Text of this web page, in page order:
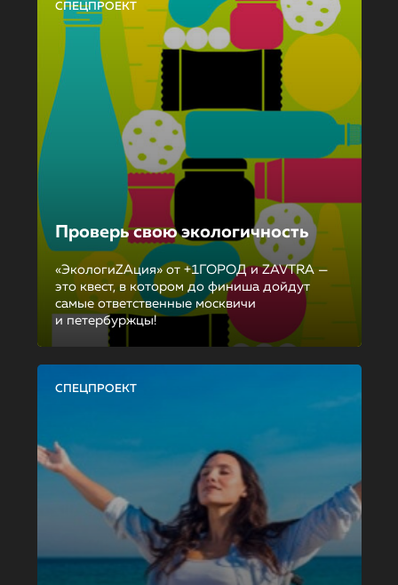
СПЕЦПРОЕКТ
Проверь свою экологичность
«ЭкологиZAция» от +1ГОРОД и ZAVTRA —
это квест, в котором до финиша дойдут
самые ответственные москвичи
и петербуржцы!
СПЕЦПРОЕКТ